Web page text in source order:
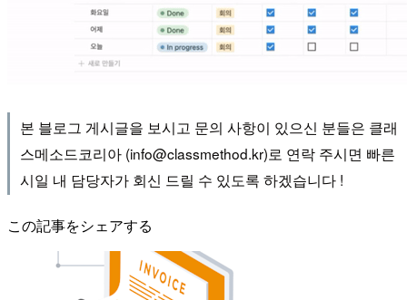
본 블로그 게시글을 보시고 문의 사항이 있으신 분들은 클래
스메소드코리아 (info@classmethod.kr)로 연락 주시면 빠른
시일 내 담당자가 회신 드릴 수 있도록 하겠습니다 !
この記事をシェアする